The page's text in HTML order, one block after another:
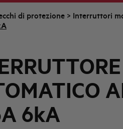
di protezione > Interruttori
6kA